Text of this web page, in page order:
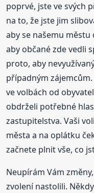
poprvé, jste ve svých
na to, že jste jim
aby se našemu městu
aby občané zde vedli
proto, aby
případným
ve volbách od
obdrželi potřebné
zastupitelstva. Vaši
města a na oplátku
začnete plnit vše, co
Neupírám Vám
zvolení nastolili.